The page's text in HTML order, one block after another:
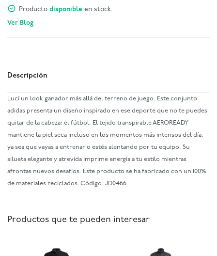
Producto disponible en stock.
Ver Blog
Descripción
Lucí un look ganador más allá del terreno de juego. Este conjunto
adidas presenta un diseño inspirado en ese deporte que no te puedes
quitar de la cabeza: el fútbol. El tejido transpirable AEROREADY
mantiene la piel seca incluso en los momentos más intensos del día,
ya sea que vayas a entrenar o estés alentando por tu equipo. Su
silueta elegante y atrevida imprime energía a tu estilo mientras
afrontas nuevos desafíos. Este producto se ha fabricado con un 100%
de materiales reciclados. Código: JD0466
Productos que te pueden interesar